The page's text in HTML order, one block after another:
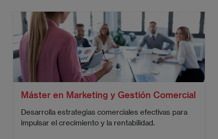
Máster en Marketing y Gestión Comercial
Desarrolla estrategias comerciales efectivas para
impulsar el crecimiento y la rentabilidad.